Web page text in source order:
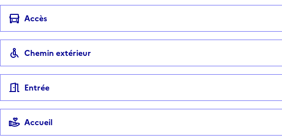
Accès
Chemin extérieur
Entrée
Accueil